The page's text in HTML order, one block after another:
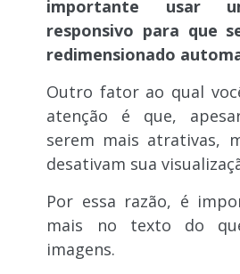
importante usar
responsivo para que
redimensionado
Outro fator ao qual
atenção é que,
serem mais atrativas,
desativam sua
Por essa razão, é
mais no texto do
imagens.